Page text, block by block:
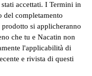
accettati. I Termini in
del completamento
si applicheranno
che tu e Nacatin non
l'applicabilità di
e rivista di questi